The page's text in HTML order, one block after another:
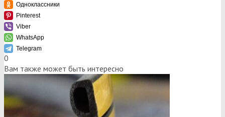
Одноклассники
Pinterest
Viber
WhatsApp
Telegram
0
Вам также может быть интересно